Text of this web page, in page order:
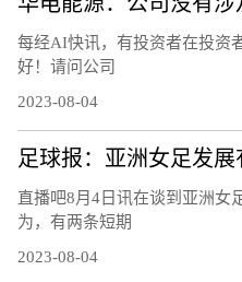
每经AI快讯，有投资者在投资
好！请问公司
2023-08-04
直播吧8月4日讯在谈到亚洲女
为，有两条短期
2023-08-04